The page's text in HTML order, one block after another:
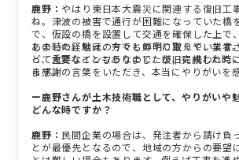
鹿野： やはり東日本大震災に関連する復旧工
ね。津波の被害で通行が困難になっていた橋
で、仮設の橋を設置して交通を確保した上で
しました。地元の方々とのやり取りや、業者
ど、大変なこともありましたが、完成した時
ら感謝の言葉をいただき、本当にやりがいを
あの時の経験は、今でも鮮明に覚えています
って重要なインフラなので、復旧に携われた
ます。
ー鹿野さんが土木技術職として、やりがいや
どんな時ですか？
鹿野： 民間企業の場合は、発注者から請け負
とが最優先となるので、地域の方からの要望